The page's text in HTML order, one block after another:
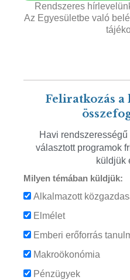
Rendszeres
Az Egyesületbe való
Feliratkozás
Havi
választott programok
küldjük
Milyen témában küldjük:
Alkalmazott
Elmélet
Emberi erőforrás
Makroökonómia
Pénzügyek